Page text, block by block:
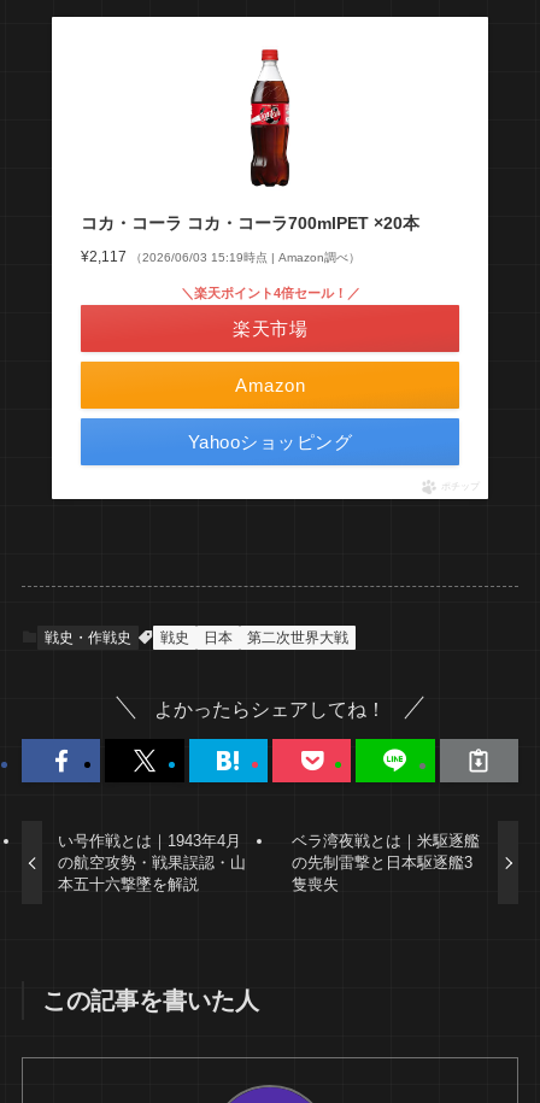
コカ・コーラ コカ・コーラ700mlPET ×20本
¥2,117 （2026/06/03 15:19時点 | Amazon調べ）
Amazon
＼楽天ポイント4倍セール！／
楽天市場
Yahooショッピング
ポチップ
戦史・作戦史 戦史 日本 第二次世界大戦
よかったらシェアしてね！
い号作戦とは｜1943年4月
の航空攻勢・戦果誤認・山
本五十六撃墜を解説
ベラ湾夜戦とは｜米駆逐艦
の先制雷撃と日本駆逐艦3
隻喪失
この記事を書いた人